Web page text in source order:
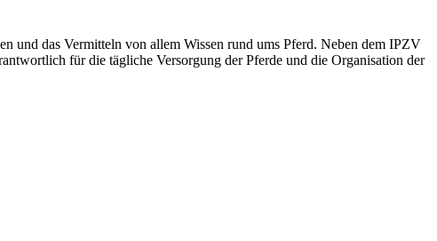
und das Vermitteln von allem Wissen rund ums Pferd. Neben dem IPZV
für die tägliche Versorgung der Pferde und die Organisation der